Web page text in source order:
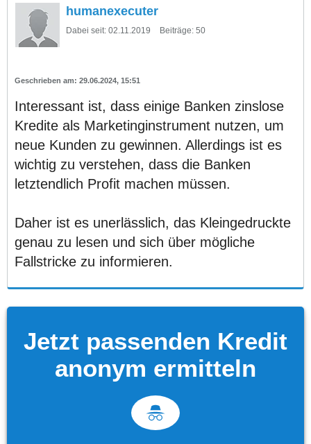
humanexecuter
Dabei seit: 02.11.2019 Beiträge: 50
29.06.2024, 15:51
Interessant ist, dass einige Banken zinslose
Kredite als Marketinginstrument nutzen, um
neue Kunden zu gewinnen. Allerdings ist es
wichtig zu verstehen, dass die Banken
letztendlich Profit machen müssen.
Daher ist es unerlässlich, das Kleingedruckte
genau zu lesen und sich über mögliche
Fallstricke zu informieren.
Jetzt passenden Kredit
anonym ermitteln